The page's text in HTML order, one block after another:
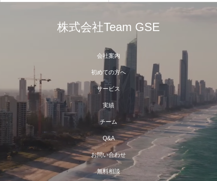
株式会社Team GSE
会社案内
初めての方へ
サービス
実績
チーム
Q&A
お問い合わせ
無料相談